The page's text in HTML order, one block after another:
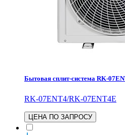
Бытовая сплит-система RK-
RK-07ENT4/RK-07ENT4E
ЦЕНА ПО ЗАПРОСУ